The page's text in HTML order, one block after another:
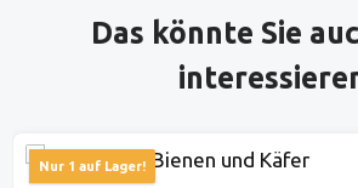
Produktgalerie überspringen
Das könnte Sie
Nur 1 auf Lager!